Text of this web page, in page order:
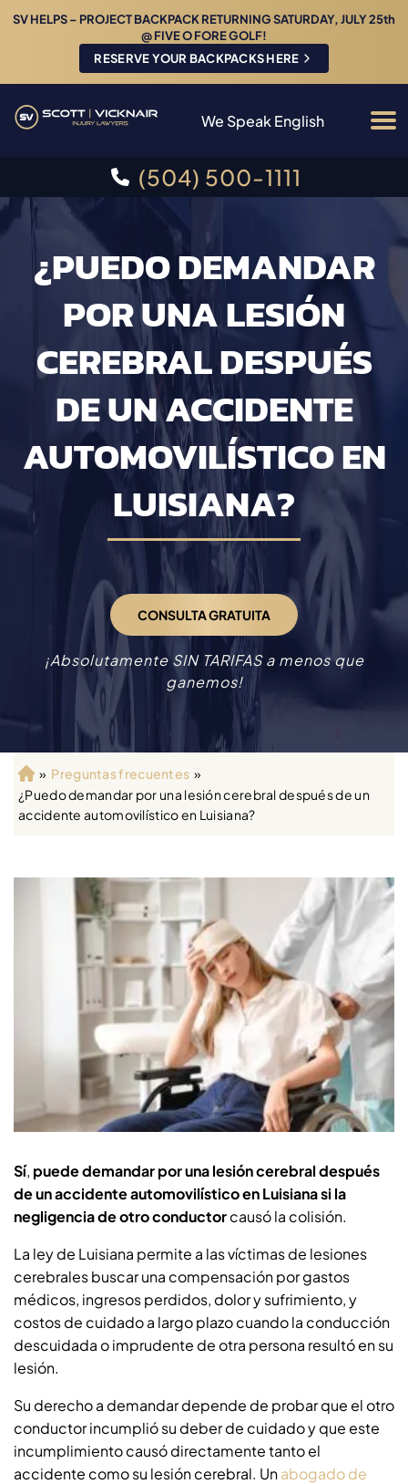
SV HELPS – PROJECT BACKPACK RETURNING SATURDAY, JULY 25th
@ FIVE O FORE GOLF!
RESERVE YOUR BACKPACKS HERE
We Speak English
(504) 500-1111
¿PUEDO DEMANDAR
POR UNA LESIÓN
CEREBRAL DESPUÉS
DE UN ACCIDENTE
AUTOMOVILÍSTICO EN
LUISIANA?
CONSULTA GRATUITA
¡Absolutamente SIN TARIFAS a menos que
ganemos!
Ini
ci
o
» Preguntas frecuentes »
¿Puedo demandar por una lesión cerebral después de un
accidente automovilístico en Luisiana?
Sí, puede demandar por una lesión cerebral después
de un accidente automovilístico en Luisiana si la
negligencia de otro conductorcausó la colisión.
La ley de Luisiana permite a las víctimas de lesiones
cerebrales buscar una compensación por gastos
médicos, ingresos perdidos, dolor y sufrimiento, y
costos de cuidado a largo plazo cuando la conducción
descuidada o imprudente de otra persona resultó en su
lesión.
Su derecho a demandar depende de probar que el otro
conductor incumplió su deber de cuidado y que este
incumplimiento causó directamente tanto el
accidente como su lesión cerebral. Unabogado de